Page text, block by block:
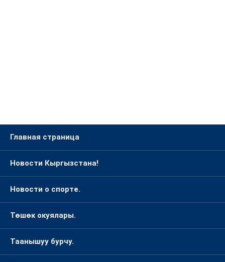
Главная страница
Новости Кыргызстана!
Новости о спорте.
Төшөк окуялары.
Таанышуу бурчу.